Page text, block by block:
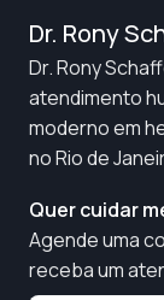
Dr. Rony
Dr. Rony
atendimento
moderno em
no Rio de
Quer cuidar
Agende uma
receba um